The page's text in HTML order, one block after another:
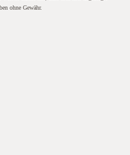
ohne Gewähr.